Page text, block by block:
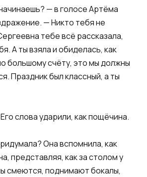
— в голосе Артёма
— Никто тебя не
тебе всё рассказала,
А ты взяла и обиделась, как
большому счёту, это мы должны
Праздник был классный, а ты
слова ударили, как пощёчина.​
Она вспомнила, как
представляя, как за столом у
смеются, поднимают бокалы,